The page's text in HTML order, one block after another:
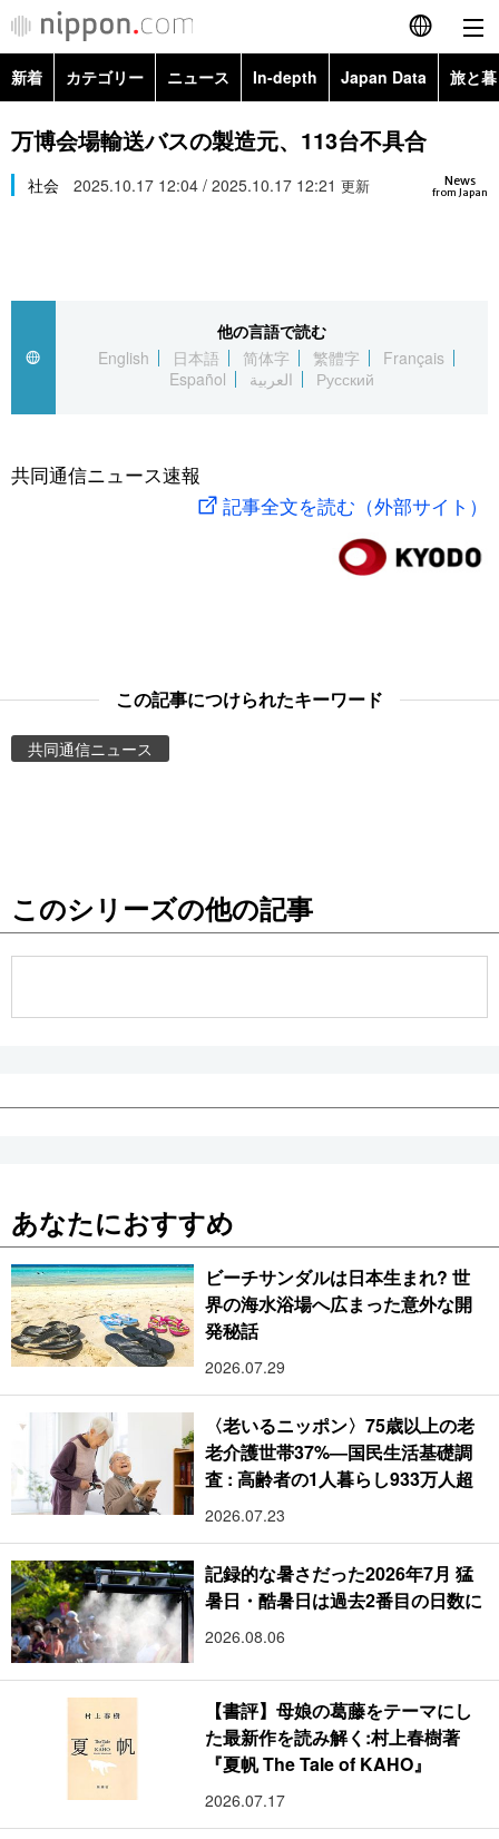
English
简体字
繁體字
العربية
社会
旅と暮らし
東京
新着 カテゴリー ニュース In-depth Japan Data 旅と
政治・外交
経済・ビジネス
社会
文化
科学・技術
暮らし
Topics
Images
お知らせ
万博会場輸送バスの製造元、113台不具合
News
from Japan
社会 2025.10.17 12:04 / 2025.10.17 12:21 更新
他の言語で読む
English
日本語 简体字 繁體字
Français
Español
العربية Русский
共同通信ニュース速報
記事全文を読む（外部サイト）
この記事につけられたキーワード
共同通信ニュース
このシリーズの他の記事
あなたにおすすめ
ビーチサンダルは日本生まれ? 世
界の海水浴場へ広まった意外な開
発秘話
2026.07.29
〈老いるニッポン〉75歳以上の老
老介護世帯37%―国民生活基礎調
査 : 高齢者の1人暮らし933万人超
2026.07.23
記録的な暑さだった2026年7月 猛
暑日・酷暑日は過去2番目の日数に
2026.08.06
【書評】母娘の葛藤をテーマにし
た最新作を読み解く:村上春樹著
『夏帆 The Tale of KAHO』
2026.07.17